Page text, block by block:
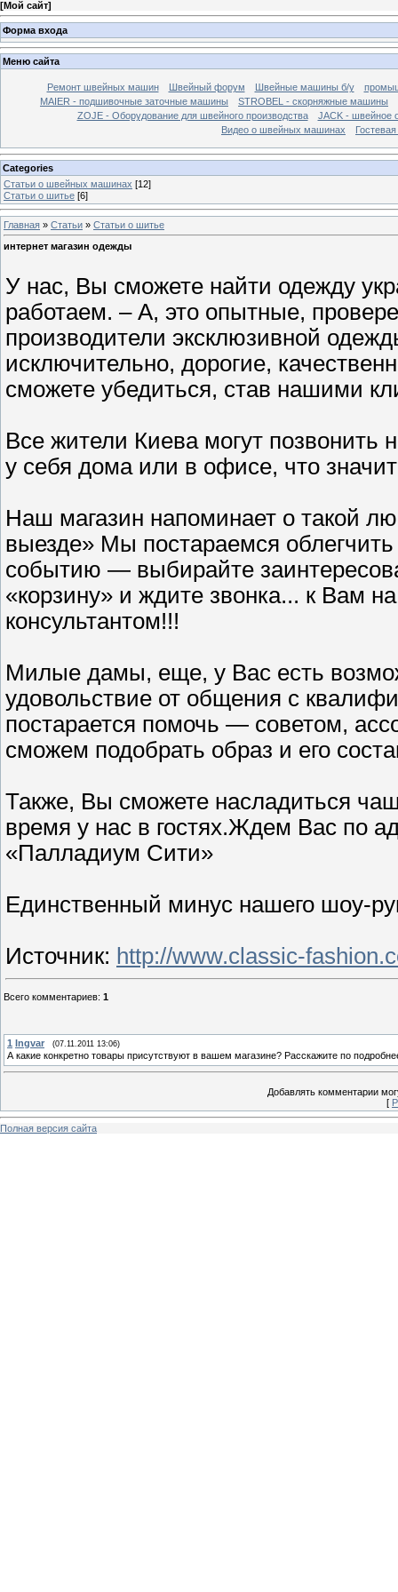
[Мой сайт]
Форма входа
Меню сайта
Ремонт швейных машин Швейный форум Швейные машины б/у
MAIER - подшивочные заточные машины
STROBEL - скорняжные машины
ZOJE - Оборудование для швейного производства
JACK - швейное
Видео о швейных машинах
Categories
Cтатьи о швейных машинах [12]
Статьи о шитье [6]
Главная » Статьи » Статьи о шитье
интернет магазин одежды
У нас, Вы сможете найти одежду
работаем. – А, это опытные,
производители эксклюзивной
исключительно, дорогие,
сможете убедиться, став нашими
Все жители Киева могут позвонить
у себя дома или в офисе, что
Наш магазин напоминает о такой
выезде» Мы постараемся
событию — выбирайте
«корзину» и ждите звонка... к Вам
консультантом!!!
Милые дамы, еще, у Вас есть
удовольствие от общения с
постарается помочь — советом,
сможем подобрать образ и его
Также, Вы сможете насладиться
время у нас в гостях.Ждем Вас по
«Палладиум Сити»
Единственный минус нашего шоу-
Источник: http://www.classic-
Всего комментариев: 1
1 Ingvar (07.11.2011 13:06)
А какие конкретно товары присутствуют в вашем магазине? Расскажите по
Добавлять комментарии
[
Полная версия сайта